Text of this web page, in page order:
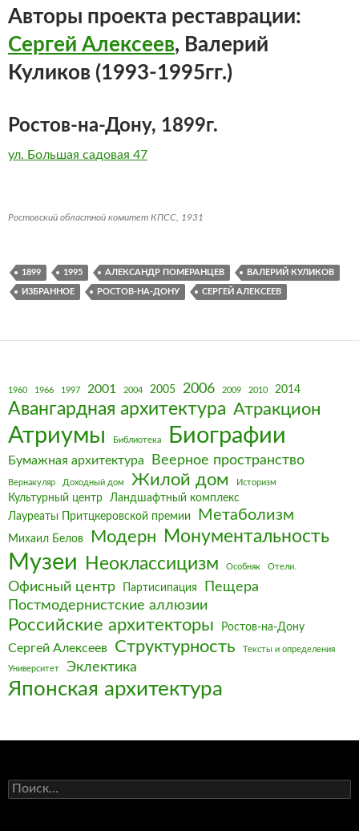
Авторы проекта реставрации:
Сергей Алексеев, Валерий
Куликов (1993-1995гг.)
Ростов-на-Дону, 1899г.
ул. Большая садовая 47
Ростовский областной комитет КПСС, 1931
1899 1995 АЛЕКСАНДР ПОМЕРАНЦЕВ ВАЛЕРИЙ КУЛИКОВ
ИЗБРАННОЕ РОСТОВ-НА-ДОНУ СЕРГЕЙ АЛЕКСЕЕВ
1960 1966 1997 2001 2004 2005 2006 2009 2010 2014
Авангардная архитектура Атракцион
Атриумы Библиотека Биографии
Бумажная архитектура Веерное пространство
Вернакуляр Доходный дом Жилой дом Историзм
Культурный центр
Ландшафтный комплекс
Лауреаты Притцкеровской премии
Метаболизм
Михаил Белов Модерн Монументальность
Музеи Неоклассицизм Особняк Отели.
Офисный центр Партисипация
Пещера
Постмодернистские аллюзии
Российские архитекторы Ростов-на-Дону
Сергей Алексеев Структурность Тексты и определения
Университет Эклектика
Японская архитектура
Найти: